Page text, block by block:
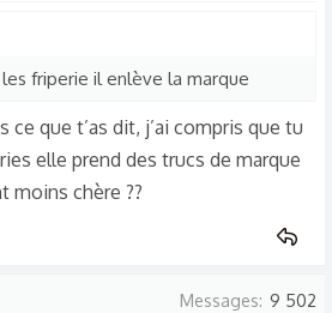
friperie il enlève la marque
ce que t’as dit, j’ai compris que tu
elle prend des trucs de marque
moins chère ??
Messages 9 502